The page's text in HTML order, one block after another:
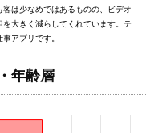
は少なめではあるものの、ビデオ
大きく減らしてくれています。テ
アプリです。
年齢層